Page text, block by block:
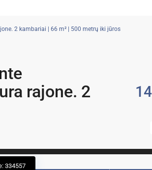
2 kambariai | 66 m² | 500 metrų iki jūros
rajone. 2
334557